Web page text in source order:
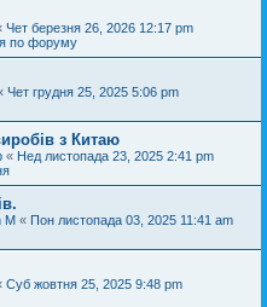
Чет березня 26, 2026 12:17 pm
по форуму
Чет грудня 25, 2025 5:06 pm
з Китаю
« Нед листопада 23, 2025 2:41 pm
M « Пон листопада 03, 2025 11:41 am
Суб жовтня 25, 2025 9:48 pm